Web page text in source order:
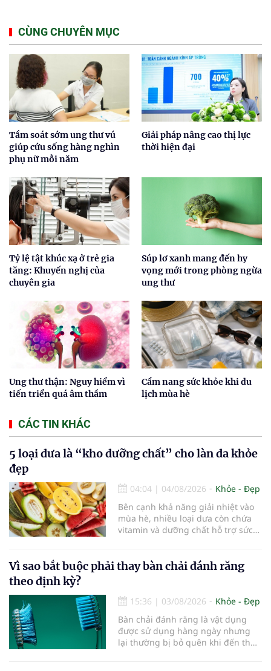
CÙNG CHUYÊN MỤC
Tầm soát sớm ung thư vú
giúp cứu sống hàng nghìn
phụ nữ mỗi năm
Giải pháp nâng cao thị lực
thời hiện đại
Tỷ lệ tật khúc xạ ở trẻ gia
tăng: Khuyến nghị của
chuyên gia
Súp lơ xanh mang đến hy
vọng mới trong phòng ngừa
ung thư
Ung thư thận: Nguy hiểm vì
tiến triển quá âm thầm
Cẩm nang sức khỏe khi du
lịch mùa hè
CÁC TIN KHÁC
5 loại dưa là “kho dưỡng chất” cho làn da khỏe
đẹp
04:04 | 04/08/2026
Khỏe - Đẹp
Bên cạnh khả năng giải nhiệt vào
mùa hè, nhiều loại dưa còn chứa
vitamin và dưỡng chất hỗ trợ sức
Vì sao bắt buộc phải thay bàn chải đánh răng
theo định kỳ?
15:36 | 03/08/2026
Khỏe - Đẹp
Bàn chải đánh răng là vật dụng
được sử dụng hàng ngày nhưng
lại thường bị bỏ quên khi đến thời